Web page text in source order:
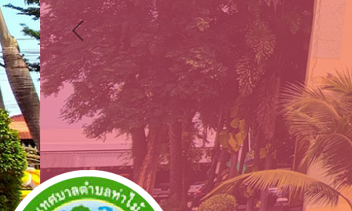
Previous